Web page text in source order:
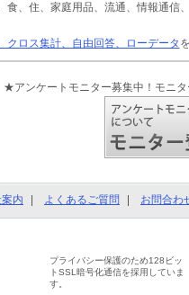
食、住、家庭用品、流通、情報通信
クロス集計、自由回答、ローデータ
★アンケートモニター募集中！モニ
内 よくあるご質問 お問合わ
プライバシー保護のため128ビッ
トSSL暗号化通信を採用していま
す。